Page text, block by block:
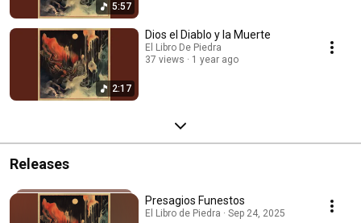
5:57
2:17
Dios el Diablo y la Muerte
El Libro De Piedra
37 views
1 year ago
Releases
Presagios Funestos
El Libro de Piedra · Sep 24, 2025